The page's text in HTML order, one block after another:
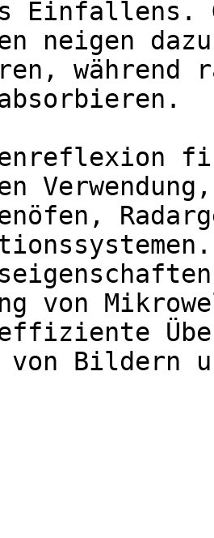
neigen
während
von
von Bildern